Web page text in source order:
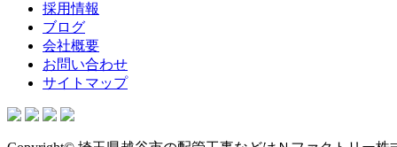
採用情報
ブログ
会社概要
お問い合わせ
サイトマップ